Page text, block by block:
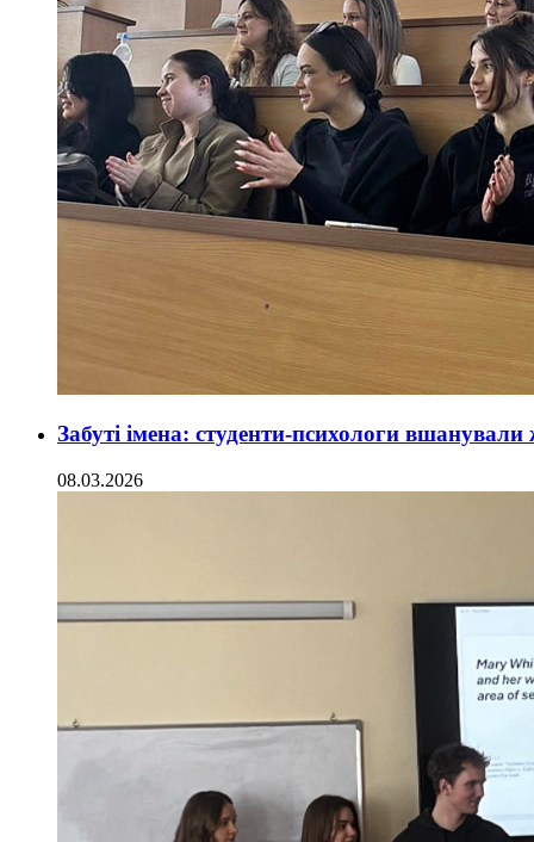
Забуті імена: студенти-психологи
08.03.2026